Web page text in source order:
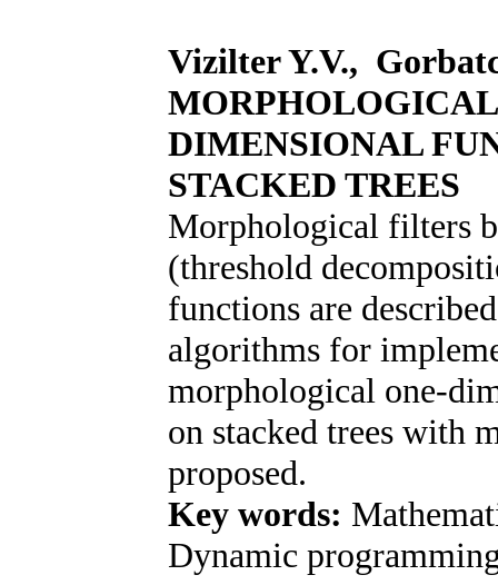
Vizilter Y.V.,
DIMENSIONAL
STACKED TREES
Morphological filters
(threshold
functions are
algorithms for
morphological one-
on stacked trees with
proposed.
Key words:
Dynamic